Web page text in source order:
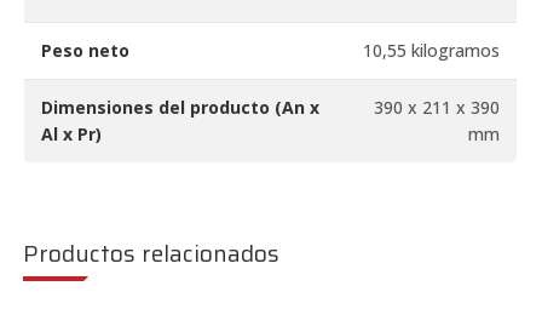
Peso neto 10,55 kilogramos
Dimensiones del producto (An x
Al x Pr)
390 x 211 x 390
mm
Productos relacionados